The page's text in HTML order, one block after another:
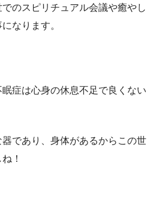
のスピリチュアル会議や癒やし
なります。
症は心身の休息不足で良くない
であり、身体があるからこの世
！